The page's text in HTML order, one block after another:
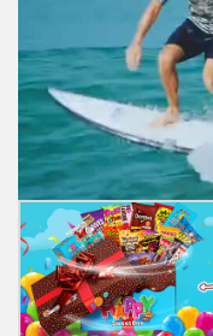
בית, שכנים ושותפים
מה שעובר עליי
שומרים על הגוף
פיננסי וכלכלה
בין הסדינים